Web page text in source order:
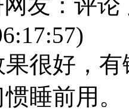
很好，
睡前用。